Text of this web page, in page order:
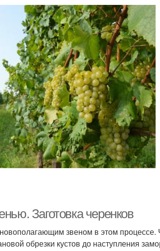
Заготовка черенков
звеном в этом процессе.
обрезки кустов до наступления